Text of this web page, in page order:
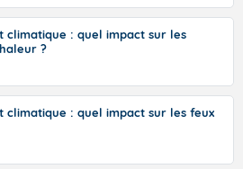
climatique : quel impact sur les
?
climatique : quel impact sur les feux